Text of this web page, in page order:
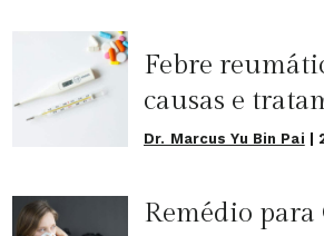
Febre
causas e
Dr. Marcus Yu Bin Pai
Remédio